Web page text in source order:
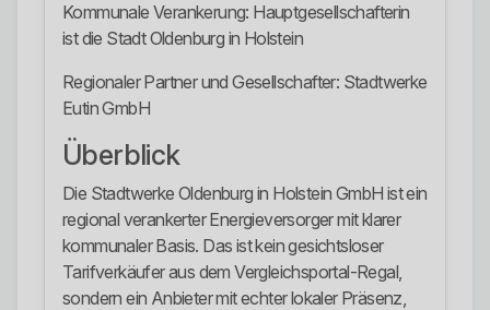
Kommunale Verankerung: Hauptgesellschafterin
ist die Stadt Oldenburg in Holstein
Regionaler Partner und Gesellschafter: Stadtwerke
Eutin GmbH
Überblick
Die Stadtwerke Oldenburg in Holstein GmbH ist ein
regional verankerter Energieversorger mit klarer
kommunaler Basis. Das ist kein gesichtsloser
Tarifverkäufer aus dem Vergleichsportal-Regal,
sondern ein Anbieter mit echter lokaler Präsenz,